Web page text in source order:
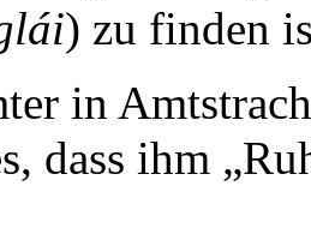
) zu finden
in
dass ihm